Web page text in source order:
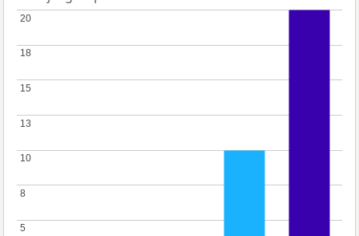
5
5
8
8
10
10
13
13
15
15
18
18
20
20